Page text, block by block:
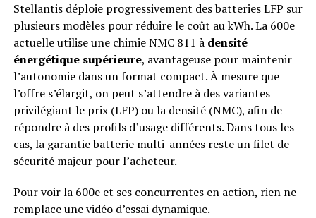
Stellantis déploie progressivement des batteries LFP sur
plusieurs modèles pour réduire le coût au kWh. La 600e
actuelle utilise une chimie NMC 811 à densité
énergétique supérieure, avantageuse pour maintenir
l’autonomie dans un format compact. À mesure que
l’offre s’élargit, on peut s’attendre à des variantes
privilégiant le prix (LFP) ou la densité (NMC), afin de
répondre à des profils d’usage différents. Dans tous les
cas, la garantie batterie multi-années reste un filet de
sécurité majeur pour l’acheteur.
Pour voir la 600e et ses concurrentes en action, rien ne
remplace une vidéo d’essai dynamique.